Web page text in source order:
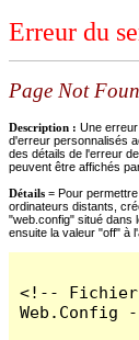
Erreur du
Page Not
Description : Une
d'erreur personnalisés
des détails de l'erreur
peuvent être affichés
Détails = Pour
ordinateurs distants,
"web.config" situé dans
ensuite la valeur "off" à
<!-- Fichier
Web.Config